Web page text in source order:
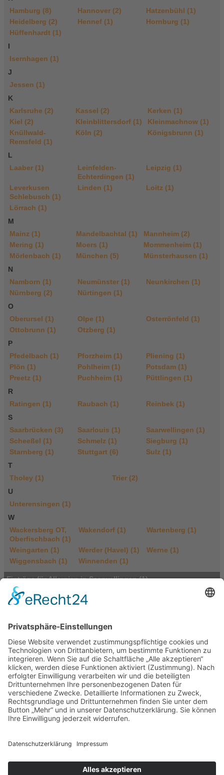
Hamburg (8)
Hannover (2)
Hatzenbühl (1)
Heidelberg (2)
Hennef (1)
Hornburg (1)
Hüffenhardt (1)
I
Isernhagen (1)
J
Jessen (1)
K
Karlsruhe (2)
Kassel (2)
Kerken (1)
Kiel (2)
Kleinblittersdorf (1)
Kleinmachnow (1)
Knüllwald-
Remsfeld (1)
Köln (2) Königsbrunn (1)
L
Laaber (1)
Leinfelden-
Echterdingen (1)
Leipzig (1)
Leverkusen
Schlebusch (1)
Linden (1) Loitz (1)
Lörrach (1)
M
Mainz (1)
Mandelbachtal (1)
Mannheim (2)
Mering (1)
Moers (1)
Mommenheim (1)
Mörlenbach (1)
München (5)
Münsterhausen (1)
N
Namborn (1)
Neumünster (1)
Neunkirchen (1)
Nürnberg (2)
Nürtingen (1)
O
Oberursel (1)
Olpe (1)
Osterrönfeld (1)
Ottobrunn (1)
Otzberg (1)
P
Pfedelbach (1)
Pforzheim (1)
Pliening (1)
Plön (1)
Pohlheim (1)
Potsdam (1)
Preetz (1)
Puchheim (1)
Püttlingen (1)
R
Ratingen (1)
Raubach (1)
Reinbek (1)
S
Saarbrücken (3)
Saarlouis (1)
Saarwellingen (1)
Scheeßel (1)
Schmelz (1)
Siegburg (1)
Starnberg (1)
Stuttgart (6)
Sulz (1)
T
Tholey (1)
Trier (2)
U
Unterensingen (1)
W
Wackersberg OT,
Oberfischbach (1)
Wakendorf (1) Wartenberg (1)
Weingarten (1) Werder (Havel) (1)
Werne (1)
Wiggensbach (1)
Winnenden (1)
Einträge für Allergien in Saarwellingen (1)
Naturheilpraxis
Mirko Mommenthal
66793 Saarwellingen
Deutschland
Tel.: 06838 / 830047
Fax: 06838 / 830047
E-Mail |Homepage
Portasanitas-Profil
Qualifikationen
Heilpraktiker
Verfahren / Methoden
Allergiebehandlungen
Blutegelbehandlung
Entgiftungstherapien nach alten
Lasertherapie bei Knochen- Knorpel- und